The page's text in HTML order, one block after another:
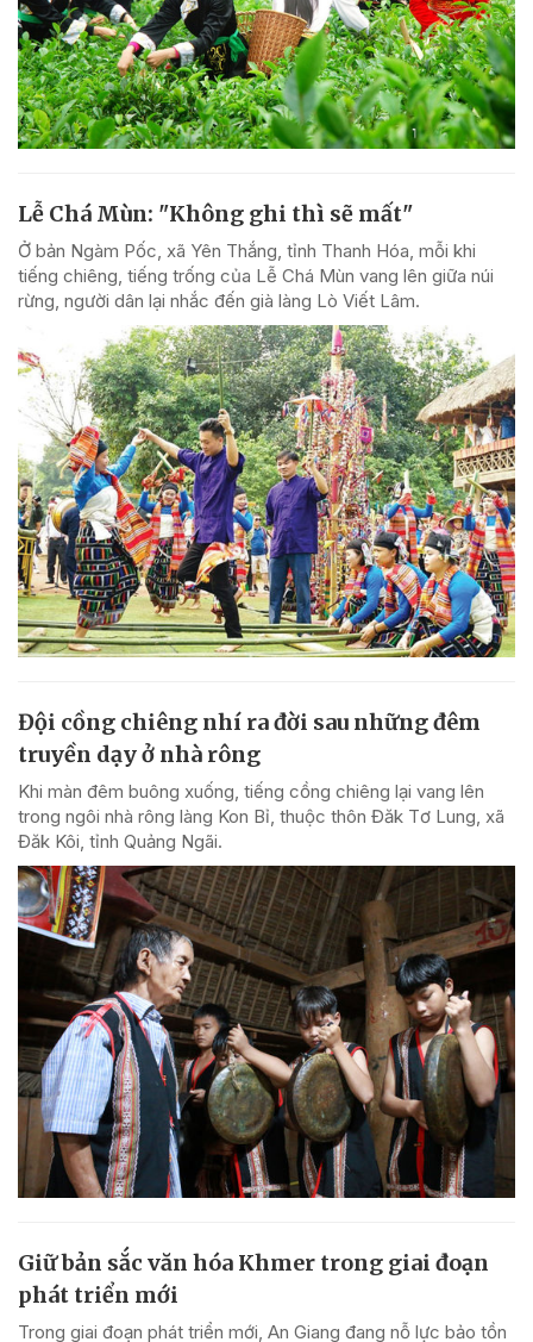
Lễ Chá Mùn: "Không ghi thì sẽ mất"
Ở bản Ngàm Pốc, xã Yên Thắng, tỉnh Thanh Hóa, mỗi khi
tiếng chiêng, tiếng trống của Lễ Chá Mùn vang lên giữa núi
rừng, người dân lại nhắc đến già làng Lò Viết Lâm.
Đội cồng chiêng nhí ra đời sau những đêm
truyền dạy ở nhà rông
Khi màn đêm buông xuống, tiếng cồng chiêng lại vang lên
trong ngôi nhà rông làng Kon Bỉ, thuộc thôn Đăk Tơ Lung, xã
Đăk Kôi, tỉnh Quảng Ngãi.
Giữ bản sắc văn hóa Khmer trong giai đoạn
phát triển mới
Trong giai đoạn phát triển mới, An Giang đang nỗ lực bảo tồn